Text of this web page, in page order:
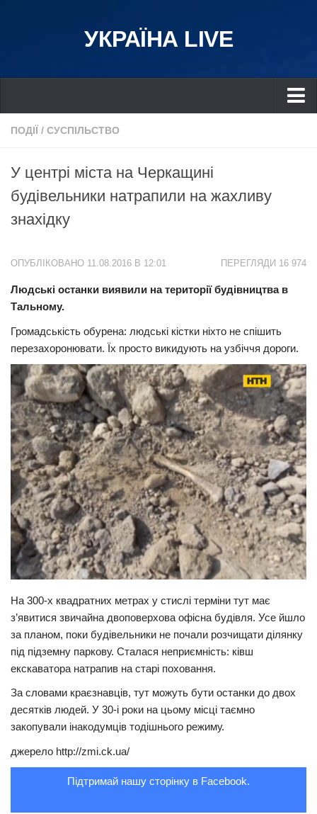
УКРАЇНА LIVE
Україна
Дніпро
Львів
Івано-Франківськ
Донбас
Одеса
Схід
Прикарпаття
Економіка
Політика
Світ
Цікаво
Наука
Технології
Історії
Рецепти
Привітання
Події
Кримінал
Трагедії
Суспільство
Культура
Шоу-біз
ПОДІЇ / СУСПІЛЬСТВО
У центрі міста на Черкащині
будівельники натрапили на жахливу
знахідку
ПЕРЕГЛЯДИ 16 974
ОПУБЛІКОВАНО 11.08.2016 В 12:01
Людські останки виявили на території будівництва в
Тальному.
Громадськість обурена: людські кістки ніхто не спішить
перезахоронювати. Їх просто викидують на узбіччя дороги.
На 300-х квадратних метрах у стислі терміни тут має
з’явитися звичайна двоповерхова офісна будівля. Усе йшло
за планом, поки будівельники не почали розчищати ділянку
під підземну паркову. Сталася неприємність: ківш
екскаватора натрапив на старі поховання.
За словами краєзнавців, тут можуть бути останки до двох
десятків людей. У 30-і роки на цьому місці таємно
закопували інакодумців тодішнього режиму.
джерело http://zmi.ck.ua/
Підтримай нашу сторінку в Facebook.